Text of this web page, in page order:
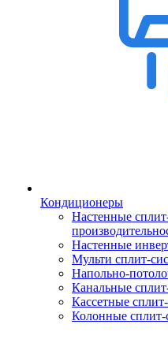
Кондиционеры
Настенные
Настенные
Мульти сплит-
Напольно-
Канальные
Кассетные
Колонные